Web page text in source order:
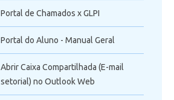
Portal de Chamados x GLPI
Portal do Aluno - Manual Geral
Abrir Caixa Compartilhada (E-mail
setorial) no Outlook Web